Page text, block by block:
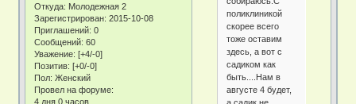
Откуда: Молодежная 2
Зарегистрирован: 2015-10-08
Приглашений: 0
Сообщений: 60
Уважение: [+4/-0]
Позитив: [+0/-0]
Пол: Женский
Провел на форуме:
4 дня 0 часов
поликлиникой
скорее всего
тоже оставим
здесь, а вот с
садиком как
быть....Нам в
августе 4 будет,